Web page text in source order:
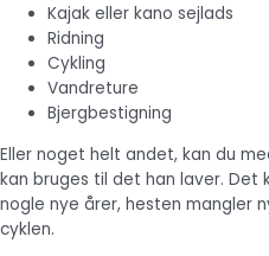
Kajak eller kano sejlads
Ridning
Cykling
Vandreture
Bjergbestigning
Eller noget helt andet, kan du
kan bruges til det han laver.
nogle nye årer, hesten mangler
cyklen.